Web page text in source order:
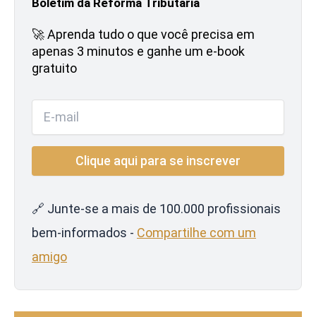
Boletim da Reforma Tributária
🚀 Aprenda tudo o que você precisa em
apenas 3 minutos e ganhe um e-book
gratuito
🔗 Junte-se a mais de 100.000 profissionais
bem-informados - Compartilhe com um
amigo